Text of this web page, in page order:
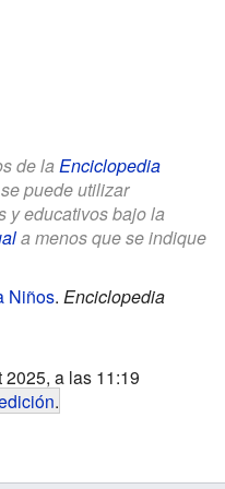
de la Enciclopedia
puede utilizar
y educativos bajo la
a menos que se indique
Niños. Enciclopedia
a las 11:19
.